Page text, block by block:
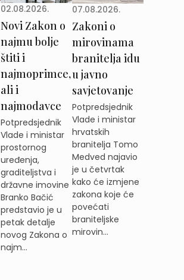
02.08.2026.
Novi Zakon o
najmu bolje
štiti i
najmoprimce,
ali i
najmodavce
Potpredsjednik
Vlade i ministar
prostornog
uređenja,
graditeljstva i
državne imovine
Branko Bačić
predstavio je u
petak detalje
novog Zakona o
najm...
07.08.2026.
Zakoni o
mirovinama
branitelja idu
u javno
savjetovanje
Potpredsjednik
Vlade i ministar
hrvatskih
branitelja Tomo
Medved najavio
je u četvrtak
kako će izmjene
zakona koje će
povećati
braniteljske
mirovin...